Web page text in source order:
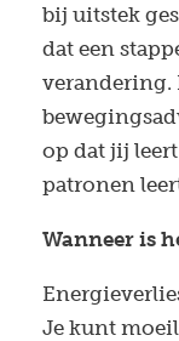
bij uitstek
dat een
verandering.
op dat jij
patronen
Wanneer is
Je kunt